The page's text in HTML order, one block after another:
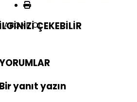
ABONE OLÇEKEBİLİR
yanıt yazın